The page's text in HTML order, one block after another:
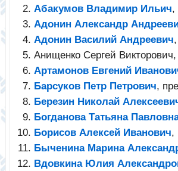
Абакумов Владимир Ильич,
Адонин Александр
Адонин Василий Андреевич
Анищенко Сергей Викторович,
Артамонов Евгений
Барсуков Петр Петрович,
Березин Николай
Богданова Татьяна
Борисов Алексей Иванович,
Быченина Марина
Вдовкина Юлия